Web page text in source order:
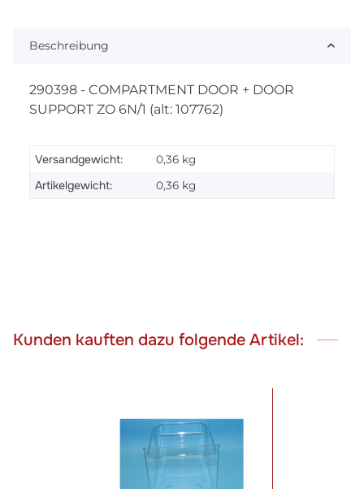
Beschreibung
290398 - COMPARTMENT DOOR + DOOR
SUPPORT ZO 6N/1 (alt: 107762)
Versandgewicht: 0,36 kg
Artikelgewicht: 0,36 kg
Kunden kauften dazu folgende Artikel: